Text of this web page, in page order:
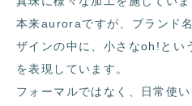
本来auroraですが、ブランド
ザインの中に、小さなoh!とい
を表現しています。
フォーマルではなく、日常使